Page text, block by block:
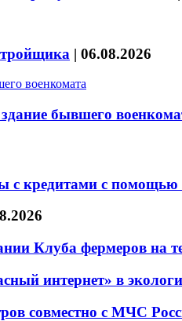
| 06.08.2026
бывшего
с кредитами с помощью
Клуба фермеров на
интернет» в
совместно с МЧС